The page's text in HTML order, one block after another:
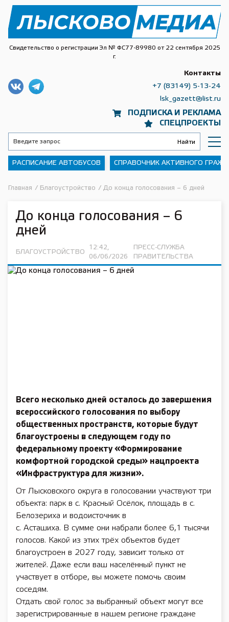
Свидетельство о регистрации Эл № ФС77-89980 от 22 сентября 2025
г.
ПОДПИСКА И РЕКЛАМА
СПЕЦПРОЕКТЫ
Контакты
+7 (83149) 5-13-24
lsk_gazett@list.ru
РАСПИСАНИЕ АВТОБУСОВ СПРАВОЧНИК АКТИВНОГО
Главная / Благоустройство / До конца голосования – 6 дней
До конца голосования – 6
дней
БЛАГОУСТРОЙСТВО
12:42,
06/06/2026
ПРЕСС-СЛУЖБА
ПРАВИТЕЛЬСТВА
Всего несколько дней осталось до завершения
всероссийского голосования по выбору
общественных пространств, которые будут
благоустроены в следующем году по
федеральному проекту «Формирование
комфортной городской среды» нацпроекта
«Инфраструктура для жизни».
От Лысковского округа в голосовании участвуют три
объекта: парк в с. Красный Осёлок, площадь в с.
Белозериха и водоисточник в ­
с. Асташиха. В сумме они набрали более 6,1 тысячи
голосов. Какой из этих трёх объектов будет
благоустроен в 2027 году, зависит только от
жителей. Даже если ваш населённый пункт не
участвует в отборе, вы можете помочь своим
соседям.
Отдать свой голос за выбранный объект могут все
зарегистрированные в нашем регионе граждане